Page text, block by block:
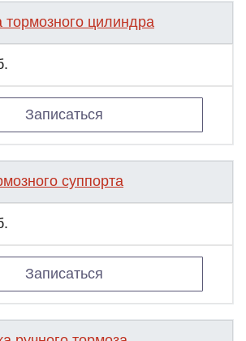
тормозного цилиндра
Записаться
суппорта
Записаться